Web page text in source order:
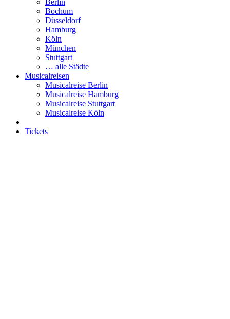
Berlin
Bochum
Düsseldorf
Hamburg
Köln
München
Stuttgart
… alle Städte
Musicalreisen
Musicalreise Berlin
Musicalreise Hamburg
Musicalreise Stuttgart
Musicalreise Köln
Tickets